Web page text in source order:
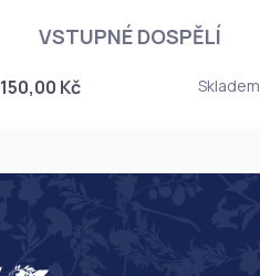
VSTUPNÉ DOSPĚLÍ
150,00 Kč Skladem